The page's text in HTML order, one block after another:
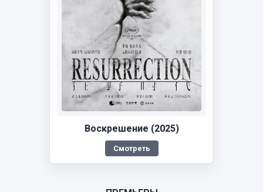
Воскрешение (2025)
Смотреть